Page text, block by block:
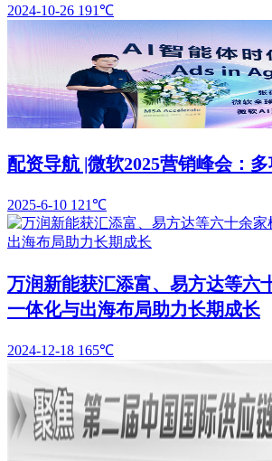
2024-10-26 191℃
配资导航 |微软2025营销峰会：
2025-6-10 121℃
万润新能获汇添富、易方达等六
一体化与出海布局助力长期成长
2024-12-18 165℃